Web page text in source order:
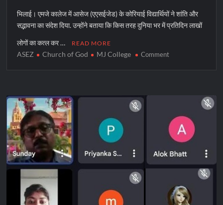
भिलाई। एमजे कालेज में आसेज (एएसईजेड) के कोरियाई विद्यार्थियों ने शांति और
सद्भावना का संदेश दिया. उन्होंने बताया कि किस तरह दुनिया भर में प्रतिदिन लाखों
लोगों का कत्ल कर … READ MORE
ASEZ Church of God MJ College Commenton
ने
दिया
शांति
का
संदेश